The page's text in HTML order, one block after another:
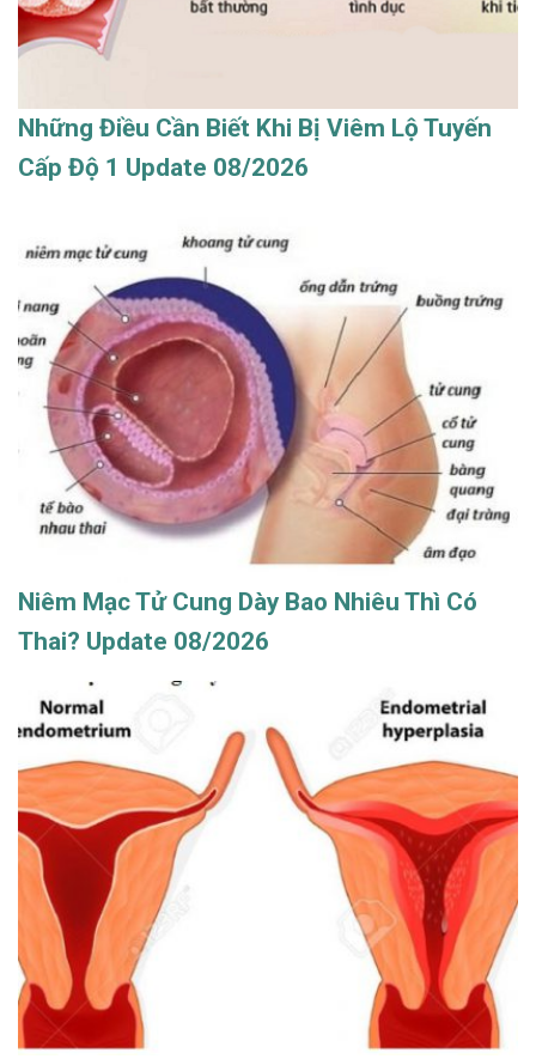
Những Điều Cần Biết Khi Bị Viêm Lộ Tuyến
Cấp Độ 1 Update 08/2026
Niêm Mạc Tử Cung Dày Bao Nhiêu Thì Có
Thai? Update 08/2026